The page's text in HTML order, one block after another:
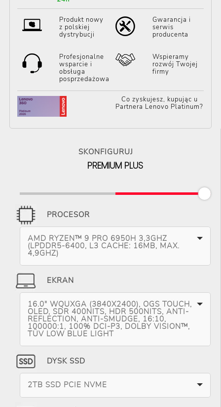
Produkt nowy
z polskiej
dystrybucji
Gwarancja i
serwis
producenta
Profesjonalne
wsparcie i
obsługa
posprzedażowa
Wspieramy
rozwój Twojej
firmy
Co zyskujesz, kupując u
Partnera Lenovo Platinum?
SKONFIGURUJ
PREMIUM PLUS
PROCESOR
AMD RYZEN™ 9 PRO 6950H 3,3GHZ
(LPDDR5-6400, L3 CACHE: 16MB, MAX.
4,9GHZ)
EKRAN
16.0" WQUXGA (3840X2400), OGS TOUCH,
OLED, SDR 400NITS, HDR 500NITS, ANTI-
REFLECTION, ANTI-SMUDGE, 16:10,
100000:1, 100% DCI-P3, DOLBY VISION™,
TÜV LOW BLUE LIGHT
DYSK SSD
2TB SSD PCIE NVME